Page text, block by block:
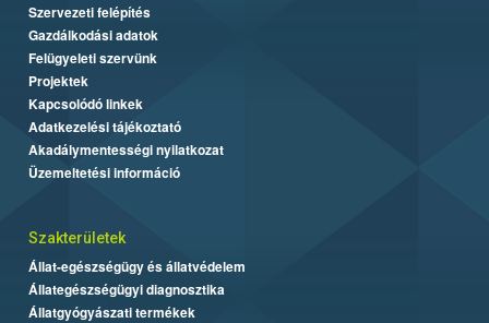
Szervezeti felépítés
Gazdálkodási adatok
Felügyeleti szervünk
Projektek
Kapcsolódó linkek
Adatkezelési tájékoztató
Akadálymentességi nyilatkozat
Üzemeltetési információ
Szakterületek
Állat-egészségügy és állatvédelem
Állategészségügyi diagnosztika
Állatgyógyászati termékek